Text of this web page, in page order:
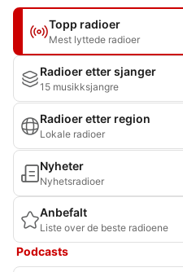
Topp radioer
Mest lyttede radioer
Radioer etter sjanger
15 musikksjangre
Radioer etter region
Lokale radioer
Nyheter
Nyhetsradioer
Anbefalt
Liste over de beste radioene
Podcasts